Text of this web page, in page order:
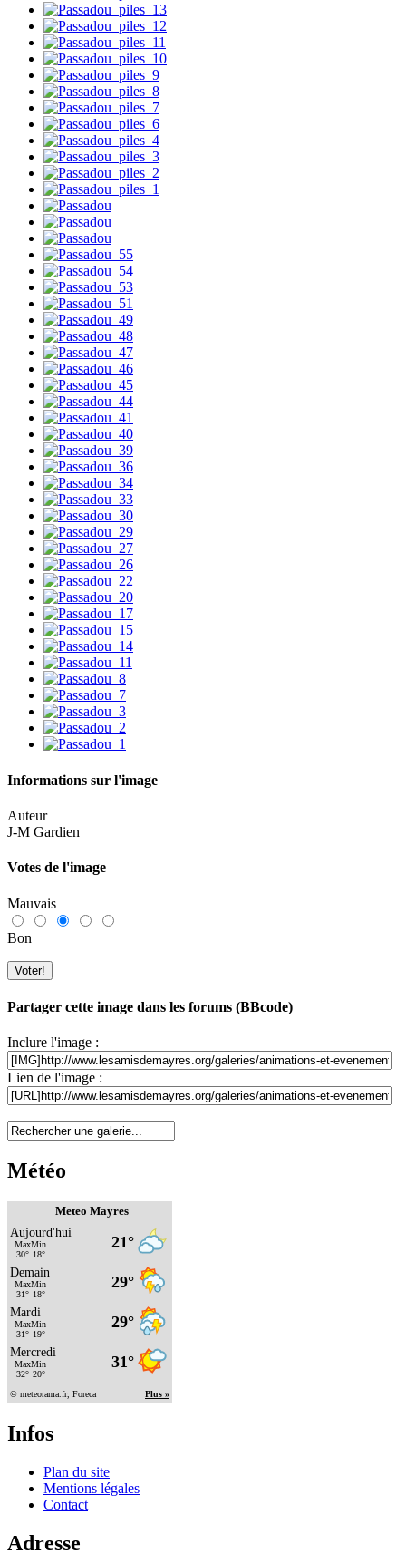
Informations sur l'image
Auteur
J-M Gardien
Votes de l'image
Mauvais
Bon
Partager cette image dans les forums (BBcode)
Inclure l'image :
Lien de l'image :
Météo
Meteo Mayres
Infos
Plan du site
Mentions légales
Contact
Adresse